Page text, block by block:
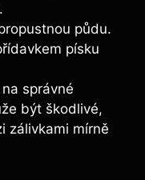
půdu.
písku
správné
být škodlivé,
zálivkami mírně